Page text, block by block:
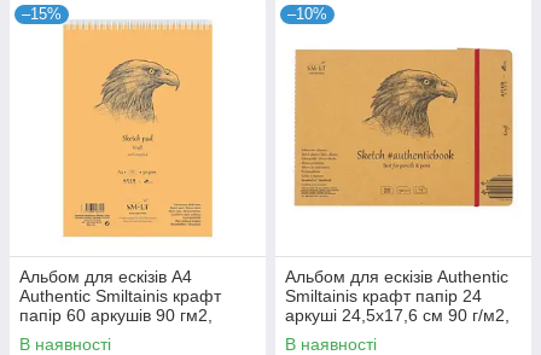
–15%
Альбом для ескізів А4
Authentic Smiltainis крафт
папір 60 аркушів 90 гм2,
587439
В наявності
–10%
Альбом для ескізів Authentic
Smiltainis крафт папір 24
аркуші 24,5х17,6 см 90 г/м2,
587644
В наявності